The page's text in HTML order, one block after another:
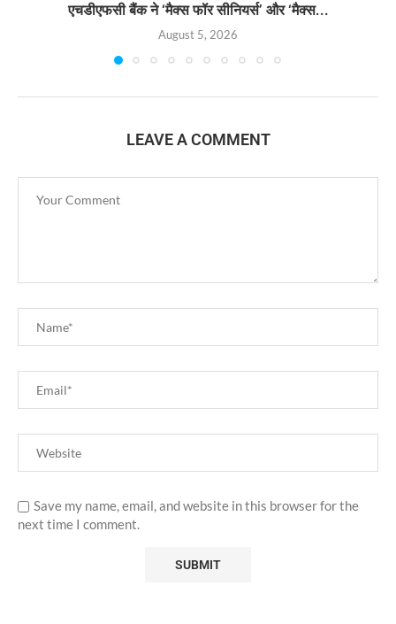
एचडीएफसी बैंक ने ‘मैक्स फॉर सीनियर्स’ और ‘मैक्स...
August 5, 2026
LEAVE A COMMENT
Save my name, email, and website in this browser for the
next time I comment.